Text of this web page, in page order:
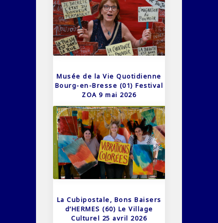
Musée de la Vie Quotidienne
Bourg-en-Bresse (01) Festival
ZOA 9 mai 2026
La Cubipostale, Bons Baisers
d’HERMES (60) Le Village
Culturel 25 avril 2026